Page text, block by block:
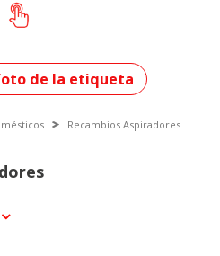
encontrar
de la etiqueta
Recambios Aspiradores